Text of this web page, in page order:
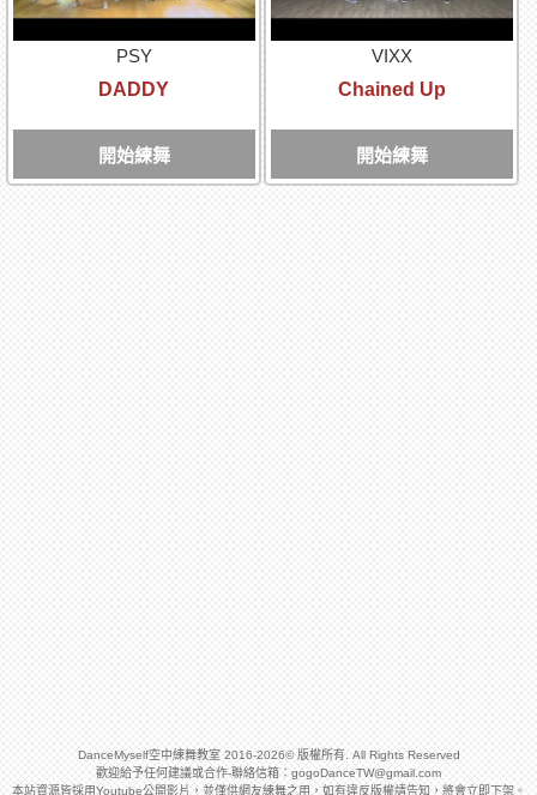
PSY
DADDY
開始練舞
VIXX
Chained Up
開始練舞
DanceMyself空中練舞教室 2016-2026© 版權所有. All Rights Reserved
歡迎給予任何建議或合作-聯絡信箱： gogoDanceTW@gmail.com
本站資源皆採用Youtube公開影片，並僅供網友練舞之用，如有違反版權請告知，將會立即下架。